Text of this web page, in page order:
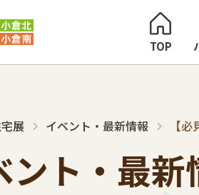
TOP
展 イベント・最新情報 【
ント・最新